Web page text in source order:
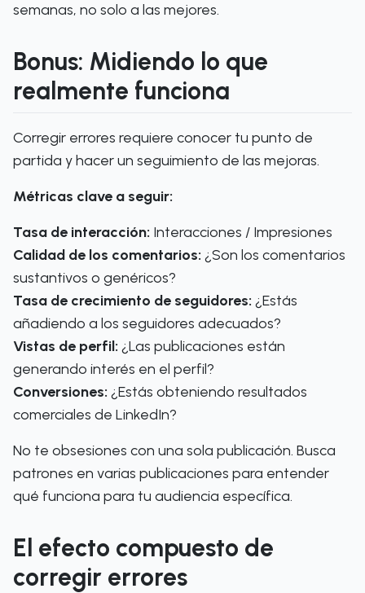
semanas, no solo a las mejores.
Bonus: Midiendo lo que
realmente funciona
Corregir errores requiere conocer tu punto de
partida y hacer un seguimiento de las mejoras.
Métricas clave a seguir:
Tasa de interacción: Interacciones / Impresiones
Calidad de los comentarios: ¿Son los comentarios
sustantivos o genéricos?
Tasa de crecimiento de seguidores: ¿Estás
añadiendo a los seguidores adecuados?
Vistas de perfil: ¿Las publicaciones están
generando interés en el perfil?
Conversiones: ¿Estás obteniendo resultados
comerciales de LinkedIn?
No te obsesiones con una sola publicación. Busca
patrones en varias publicaciones para entender
qué funciona para tu audiencia específica.
El efecto compuesto de
corregir errores